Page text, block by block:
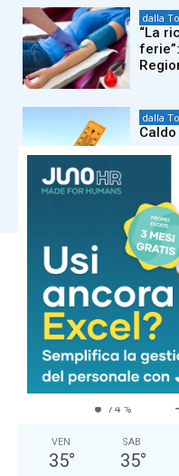
dalla
“La
dalla
COMUNE DI
Cielo Sereno
74 %
VEN
35°
SAB
35°